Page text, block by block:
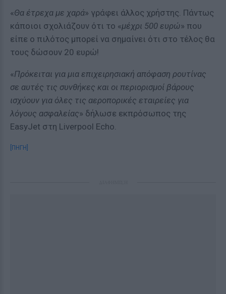
«Θα έτρεχα με χαρά» γράφει άλλος χρήστης. Πάντως
κάποιοι σχολιάζουν ότι το «μέχρι 500 ευρώ» που
είπε ο πιλότος μπορεί να σημαίνει ότι στο τέλος θα
τους δώσουν 20 ευρώ!
«Πρόκειται για μια επιχειρησιακή απόφαση ρουτίνας
σε αυτές τις συνθήκες και οι περιορισμοί βάρους
ισχύουν για όλες τις αεροπορικές εταιρείες για
λόγους ασφαλείας» δήλωσε εκπρόσωπος της
EasyJet στη Liverpool Echo.
[ΠΗΓΗ]